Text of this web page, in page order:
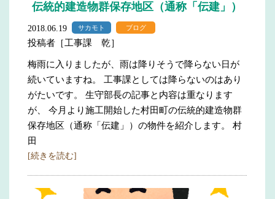
伝統的建造物群保存地区（通称「伝建」）
2018.06.19 サカモト ブログ
投稿者［工事課 乾］
梅雨に入りましたが、雨は降りそうで降らない日が
続いていますね。 工事課としては降らないのはあり
がたいです。 生守部長の記事と内容は重なります
が、 今月より施工開始した村田町の伝統的建造物群
保存地区（通称「伝建」）の物件を紹介します。 村
田
[続きを読む]